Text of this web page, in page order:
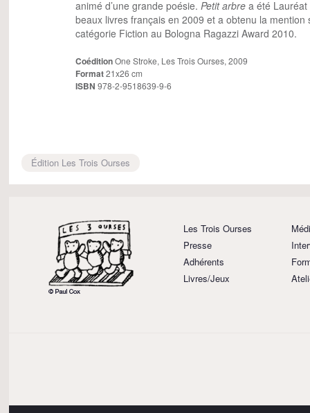
animé d’une grande poésie. Petit arbre a été
beaux livres français en 2009 et a obtenu la mention
catégorie Fiction au Bologna Ragazzi Award 2010.
CoéditionOne Stroke, Les Trois Ourses, 2009
Format21x26 cm
ISBN 978-2-9518639-9-6
Édition Les Trois Ourses
Les Trois Ourses
Presse
Adhérents
Livres/Jeux